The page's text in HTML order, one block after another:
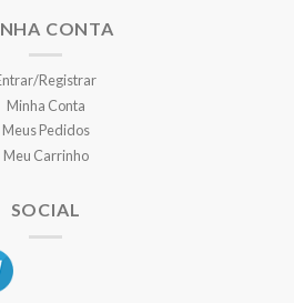
CONTA
Registrar
Minha Conta
Meus Pedidos
Meu Carrinho
SOCIAL